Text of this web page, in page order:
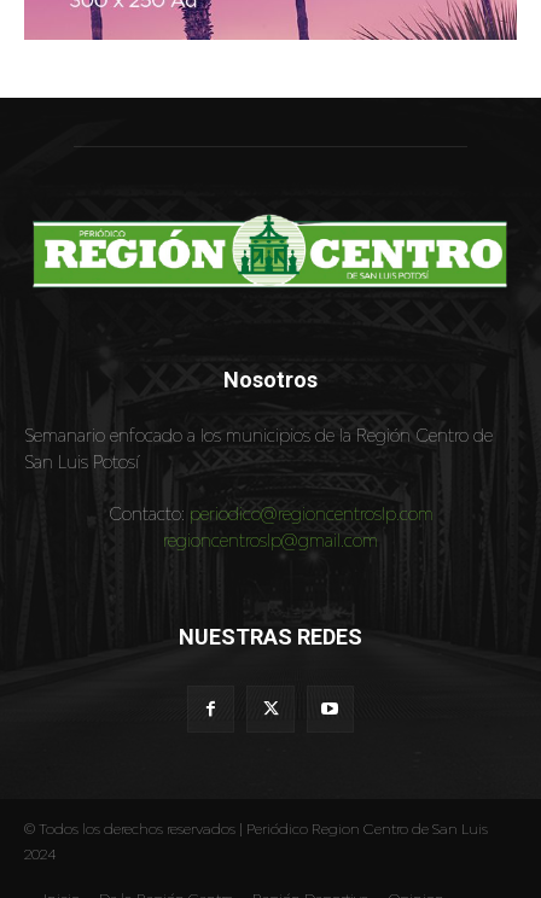
Nosotros
Semanario enfocado a los municipios de la Región Centro de
San Luis Potosí
Contacto: periodico@regioncentroslp.com
regioncentroslp@gmail.com
NUESTRAS REDES
© Todos los derechos reservados | Periódico Region Centro de San Luis
2024